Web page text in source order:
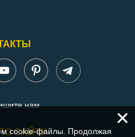
нам
САЙТУ
×
cookie-файлы. Продолжая